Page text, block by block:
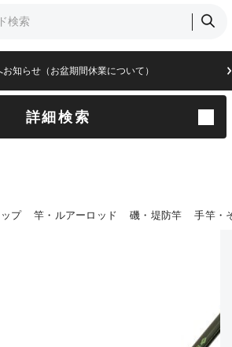
お知らせ（お盆期間休業について）
詳細検索
プ 竿・ルアーロッド 磯・堤防竿 手竿・
スタムパーツ(14)
グアパレル(174)
リス・道糸(8)
小物(183)
傷が極めて少ない極上品
使用感や傷のある一般的な中古